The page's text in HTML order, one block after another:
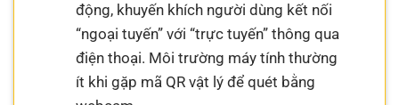
động, khuyến khích người dùng kết nối
“ngoại tuyến” với “trực tuyến” thông qua
điện thoại. Môi trường máy tính thường
ít khi gặp mã QR vật lý để quét bằng